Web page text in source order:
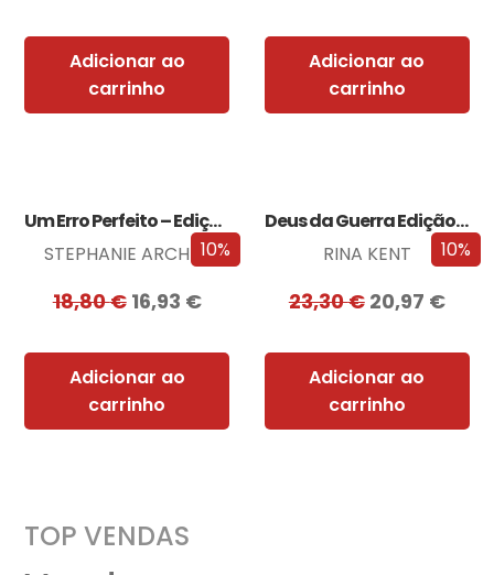
Adicionar ao
carrinho
Adicionar ao
carrinho
10%
Um Erro Perfeito – Edição com EDGES
STEPHANIE ARCHER
18,80€ 16,93 €
Adicionar ao
carrinho
10%
Deus da Guerra Edição com EDGES
RINA KENT
23,30€ 20,97 €
Adicionar ao
carrinho
TOP VENDAS